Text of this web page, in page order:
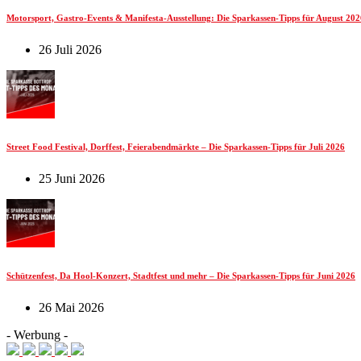
Motorsport, Gastro-Events & Manifesta-Ausstellung: Die Sparkassen-Tipps für August
26 Juli 2026
Street Food Festival, Dorffest, Feierabendmärkte – Die Sparkassen-Tipps für Juli 2026
25 Juni 2026
Schützenfest, Da Hool-Konzert, Stadtfest und mehr – Die Sparkassen-Tipps für Juni 2026
26 Mai 2026
- Werbung -